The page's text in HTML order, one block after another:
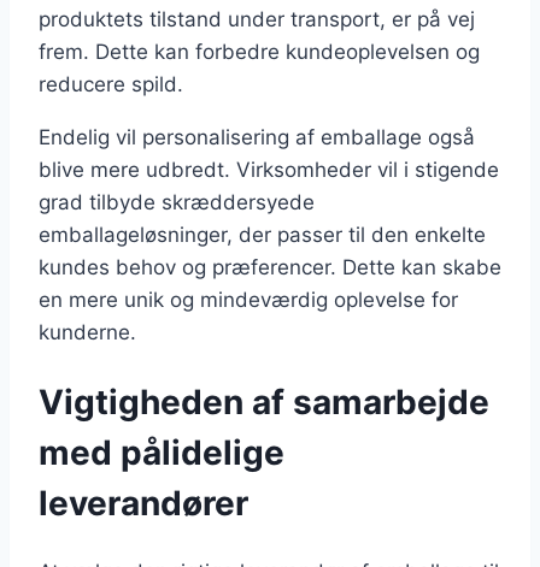
produktets tilstand under transport, er på vej
frem. Dette kan forbedre kundeoplevelsen og
reducere spild.
Endelig vil personalisering af emballage også
blive mere udbredt. Virksomheder vil i stigende
grad tilbyde skræddersyede
emballageløsninger, der passer til den enkelte
kundes behov og præferencer. Dette kan skabe
en mere unik og mindeværdig oplevelse for
kunderne.
Vigtigheden af samarbejde
med pålidelige
leverandører